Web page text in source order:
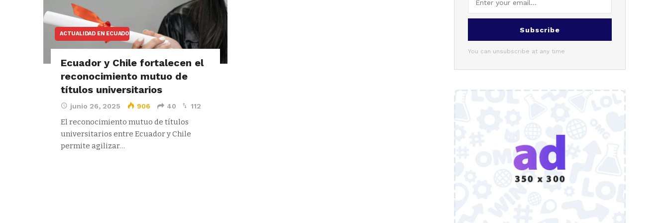
ACTUALIDAD EN ECUADOR
Ecuador y Chile fortalecen el
reconocimiento mutuo de
títulos universitarios
junio 26, 2025 906 40 112
El reconocimiento mutuo de títulos
universitarios entre Ecuador y Chile
permite agilizar…
Subscribe
You can unsubscribe at any time